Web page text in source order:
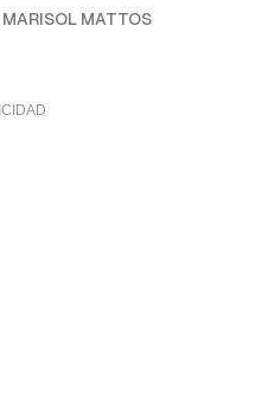
MARISOL MATTOS